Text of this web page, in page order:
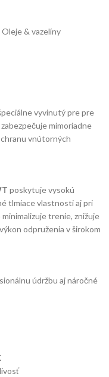
Oleje & vazelíny
vyvinutý pre pre
mimoriadne
vnútorných
poskytuje vysokú
tlmiace vlastnosti aj pri
trenie, znižuje
odpruženia v širokom
údržbu aj náročné